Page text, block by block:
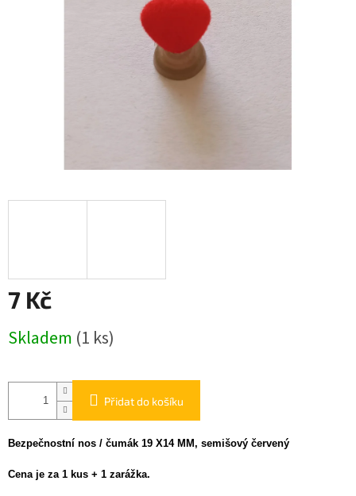
7 Kč
cena:
Skladem (1 ks)
Přidat do košíku
Bezpečnostní nos / čumák 19 X14 MM, semišový červený
Cena je za 1 kus + 1 zarážka.